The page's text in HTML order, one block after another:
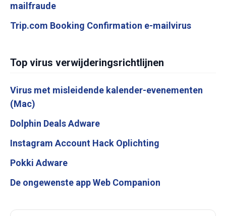
mailfraude
Trip.com Booking Confirmation e-mailvirus
Top virus verwijderingsrichtlijnen
Virus met misleidende kalender-evenementen
(Mac)
Dolphin Deals Adware
Instagram Account Hack Oplichting
Pokki Adware
De ongewenste app Web Companion